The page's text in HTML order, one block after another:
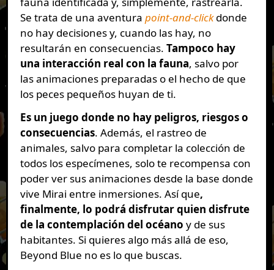
Se trata de una aventura point-and-clickdonde
no hay decisiones y, cuando las hay, no
resultarán en consecuencias. Tampoco hay
una interacción real con la fauna, salvo por
las animaciones preparadas o el hecho de que
los peces pequeños huyan de ti.
Es un juego donde no hay peligros, riesgos o
consecuencias. Además, el rastreo de
animales, salvo para completar la colección de
todos los especímenes, solo te recompensa con
poder ver sus animaciones desde la base donde
vive Mirai entre inmersiones. Así que,
finalmente, lo podrá disfrutar quien disfrute
de la contemplación del océano y de sus
habitantes. Si quieres algo más allá de eso,
Beyond Blue no es lo que buscas.